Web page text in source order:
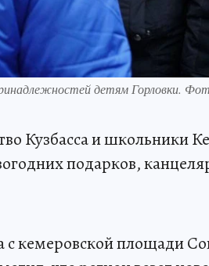
детям Горловки.
Кузбасса и школьники
подарков,
с кемеровской площади